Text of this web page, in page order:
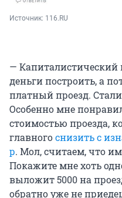
Источник: 116.RU
— Капиталистический
деньги построить, а
платный проезд.
Особенно мне
стоимостью проезда,
главногоснизить с
р. Мол, считаем, что
Покажите мне хоть
выложит 5000 на
обратно уже не